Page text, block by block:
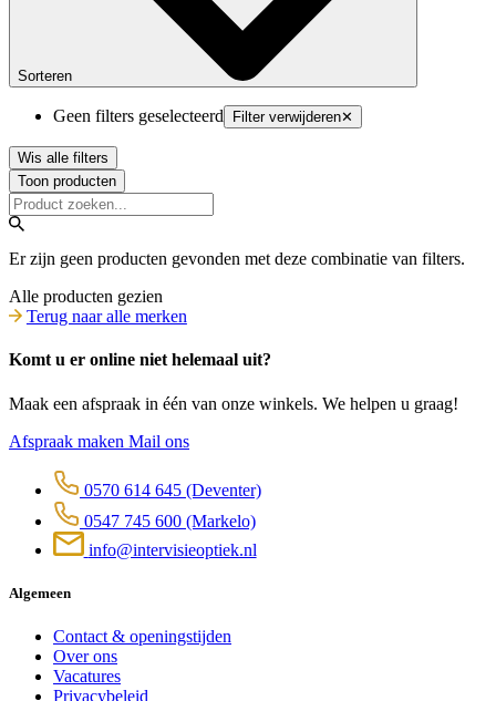
Sorteren
Geen filters geselecteerd Filter verwijderen✕
Wis alle filters
Toon producten
Er zijn geen producten gevonden met deze combinatie van filters.
Alle producten gezien
Terug naar alle merken
Komt u er online niet helemaal uit?
Maak een afspraak in één van onze winkels. We helpen u graag!
Afspraak maken Mail ons
0570 614 645 (Deventer)
0547 745 600 (Markelo)
info@intervisieoptiek.nl
Algemeen
Contact & openingstijden
Over ons
Vacatures
Privacybeleid